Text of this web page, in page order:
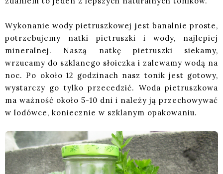
Wykonanie wody pietruszkowej jest banalnie proste,
potrzebujemy natki pietruszki i wody, najlepiej
mineralnej. Naszą natkę pietruszki siekamy,
wrzucamy do szklanego słoiczka i zalewamy wodą na
noc. Po około 12 godzinach nasz tonik jest gotowy,
wystarczy go tylko przecedzić. Woda pietruszkowa
ma ważność około 5-10 dni i należy ją przechowywać
w lodówce, koniecznie w szklanym opakowaniu.